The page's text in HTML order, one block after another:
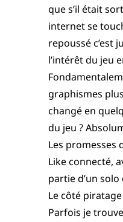
que s’il était
internet se
repoussé c’est
l’intérêt du jeu
graphismes
changé en
du jeu ?
Les promesses
Like connecté,
partie d’un solo
Le côté
Parfois je